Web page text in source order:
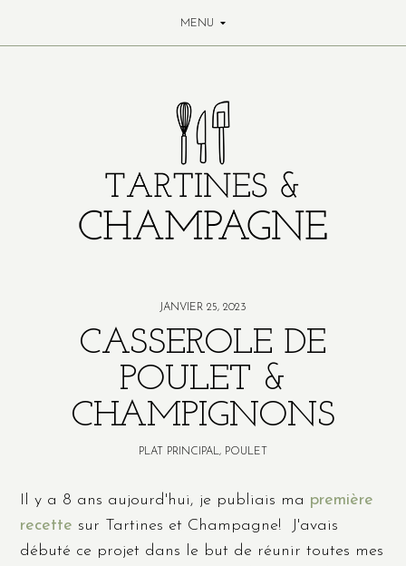
MENU
JANVIER 25, 2023
CASSEROLE DE
POULET &
CHAMPIGNONS
PLAT PRINCIPAL, POULET
Il y a 8 ans aujourd'hui, je publiais ma première
recette sur Tartines et Champagne! J'avais
débuté ce projet dans le but de réunir toutes mes